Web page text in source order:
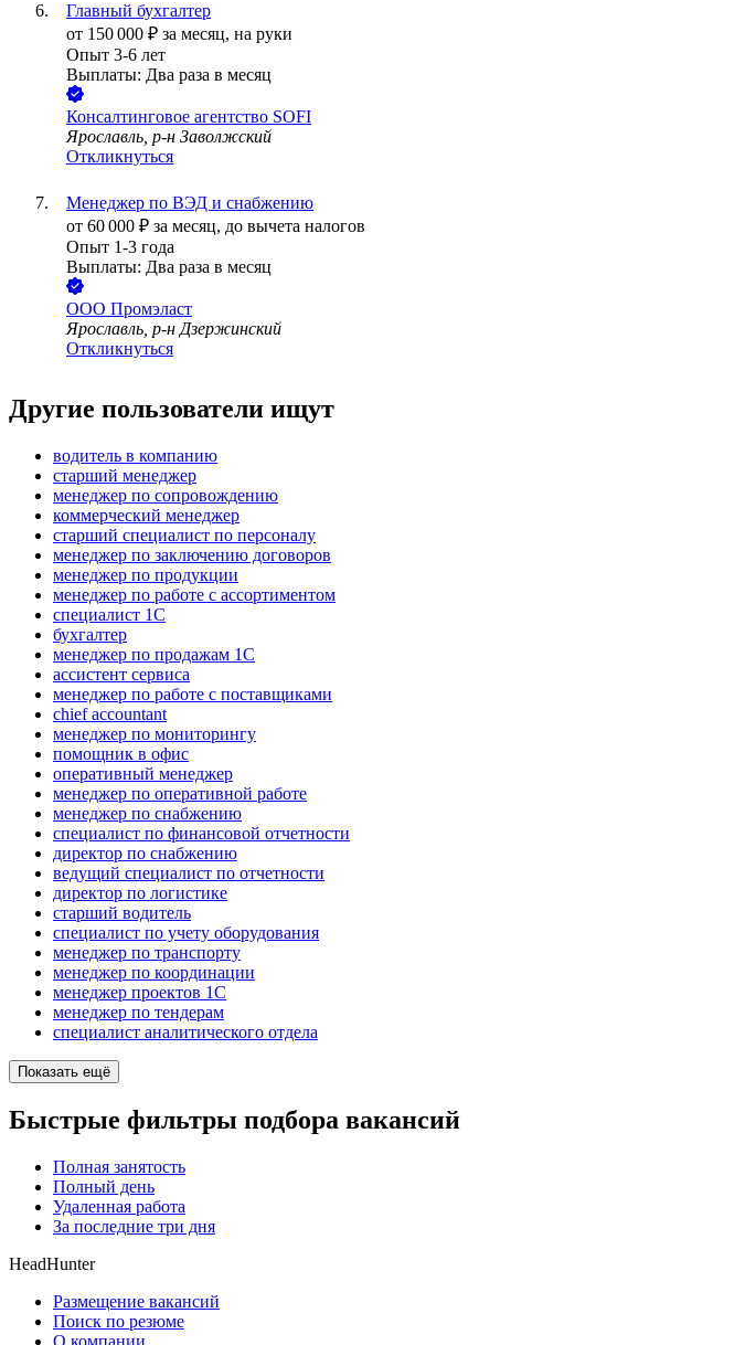
Главный бухгалтер
от 150 000 ₽ за месяц, на руки
Опыт 3-6 лет
Выплаты: Два раза в месяц
Консалтинговое агентство SOFI
Ярославль, р-н Заволжский
Откликнуться
Менеджер по ВЭД и снабжению
от 60 000 ₽ за месяц, до вычета налогов
Опыт 1-3 года
Выплаты: Два раза в месяц
ООО Промэласт
Ярославль, р-н Дзержинский
Откликнуться
Другие пользователи ищут
водитель в компанию
старший менеджер
менеджер по сопровождению
коммерческий менеджер
старший специалист по персоналу
менеджер по заключению договоров
менеджер по продукции
менеджер по работе с ассортиментом
специалист 1С
бухгалтер
менеджер по продажам 1С
ассистент сервиса
менеджер по работе с поставщиками
chief accountant
менеджер по мониторингу
помощник в офис
оперативный менеджер
менеджер по оперативной работе
менеджер по снабжению
специалист по финансовой отчетности
директор по снабжению
ведущий специалист по отчетности
директор по логистике
старший водитель
специалист по учету оборудования
менеджер по транспорту
менеджер по координации
менеджер проектов 1С
менеджер по тендерам
специалист аналитического отдела
Показать ещё
Быстрые фильтры подбора вакансий
Полная занятость
Полный день
Удаленная работа
За последние три дня
HeadHunter
Размещение вакансий
Поиск по резюме
О компании